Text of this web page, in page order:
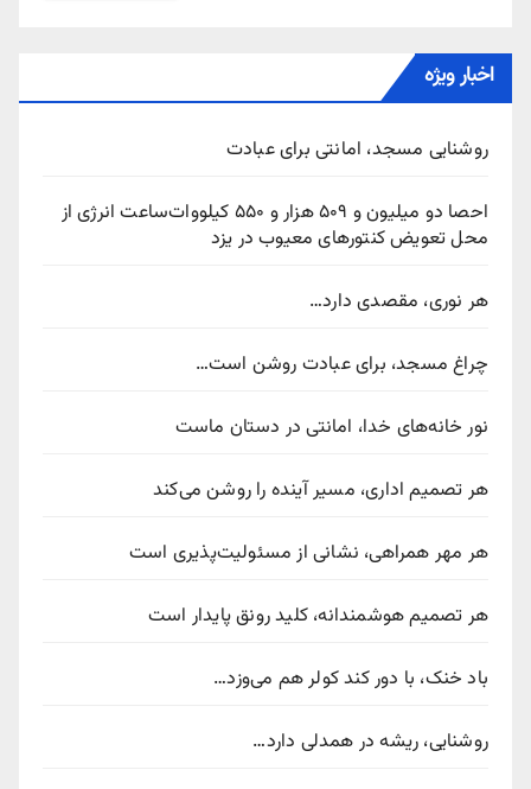
اخبار ویژه
روشنایی مسجد، امانتی برای عبادت
احصا دو میلیون و ۵۰۹ هزار و ۵۵۰ کیلووات‌ساعت انرژی از
محل تعویض کنتورهای معیوب در یزد
هر نوری، مقصدی دارد…
چراغ مسجد، برای عبادت روشن است…
نور خانه‌های خدا، امانتی در دستان ماست
هر تصمیم اداری، مسیر آینده را روشن می‌کند
هر مهر همراهی، نشانی از مسئولیت‌پذیری است
هر تصمیم هوشمندانه، کلید رونق پایدار است
باد خنک، با دور کند کولر هم می‌وزد…
روشنایی، ریشه در همدلی دارد…